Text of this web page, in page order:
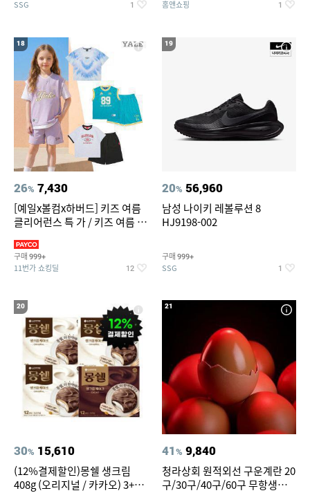
SSG 1 홈앤쇼핑 1
18
26% 7,430
[예일x볼컴x하버드] 키즈 여름
클리어런스 특 가 / 키즈 여름 수
구매 999+
11번가 쇼킹딜 12
19
20% 56,960
남성 나이키 레볼루션 8
HJ9198-002
구매 999+
SSG 1
20
30% 15,610
(12%결제할인)몽쉘 생크림
408g (오리지널 / 카카오) 3+1
21
41% 9,840
청라상회 원적외선 구운계란 20
구/30구/40구/60구 무항생제